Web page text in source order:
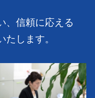
、信頼に応える
たします。